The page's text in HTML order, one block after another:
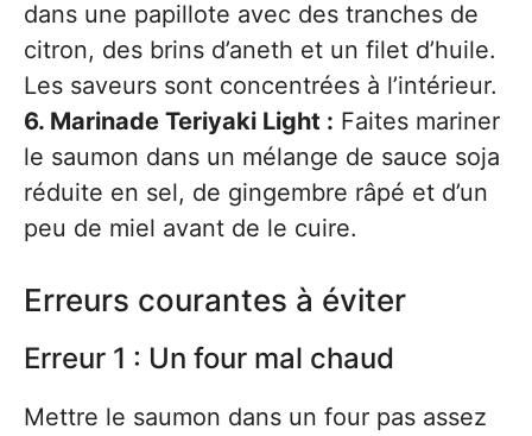
dans une papillote avec des tranches de
citron, des brins d’aneth et un filet d’huile.
Les saveurs sont concentrées à l’intérieur.
6. Marinade Teriyaki Light : Faites mariner
le saumon dans un mélange de sauce soja
réduite en sel, de gingembre râpé et d’un
peu de miel avant de le cuire.
Erreurs courantes à éviter
Erreur 1 : Un four mal chaud
Mettre le saumon dans un four pas assez